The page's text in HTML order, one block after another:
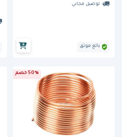
توصيل مجاني
بائع موثق
50% خصم